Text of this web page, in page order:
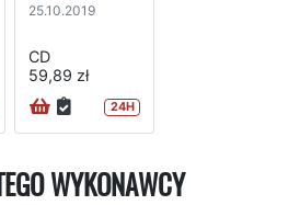
25.10.2019
CD
59,89 zł
24H
WYKONAWCY